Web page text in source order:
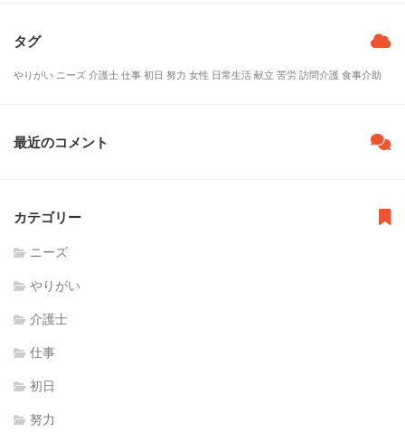
タグ
やりがい ニーズ 介護士 仕事 初日 努力 女性 日常生活 献立 苦労 訪問介護 食事介助
最近のコメント
カテゴリー
ニーズ
やりがい
介護士
仕事
初日
努力